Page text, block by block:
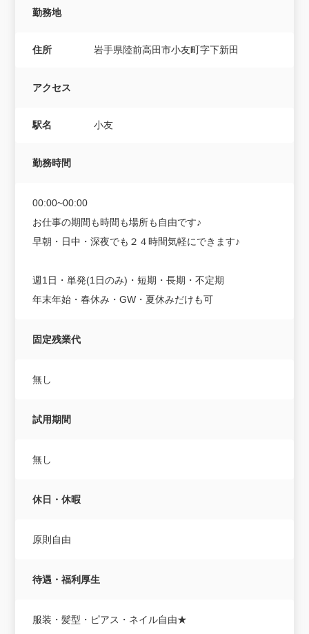
勤務地
住所 岩手県陸前高田市小友町字下新田
アクセス
駅名 小友
勤務時間
00:00~00:00
お仕事の期間も時間も場所も自由です♪
早朝・日中・深夜でも２４時間気軽にできます♪
週1日・単発(1日のみ)・短期・長期・不定期
年末年始・春休み・GW・夏休みだけも可
固定残業代
無し
試用期間
無し
休日・休暇
原則自由
待遇・福利厚生
服装・髪型・ピアス・ネイル自由★